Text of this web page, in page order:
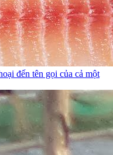
đến tên gọi của cả một